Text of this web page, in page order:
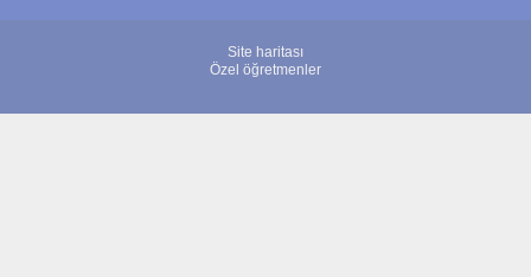
Site haritası
Özel öğretmenler